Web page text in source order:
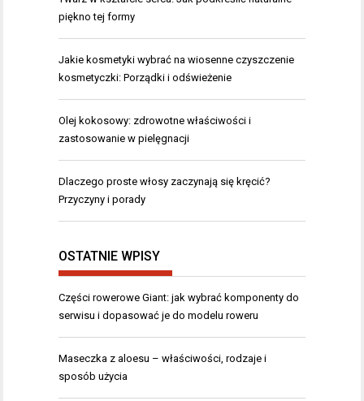
piękno tej formy
Jakie kosmetyki wybrać na wiosenne czyszczenie
kosmetyczki: Porządki i odświeżenie
Olej kokosowy: zdrowotne właściwości i
zastosowanie w pielęgnacji
Dlaczego proste włosy zaczynają się kręcić?
Przyczyny i porady
OSTATNIE WPISY
Części rowerowe Giant: jak wybrać komponenty do
serwisu i dopasować je do modelu roweru
Maseczka z aloesu – właściwości, rodzaje i
sposób użycia